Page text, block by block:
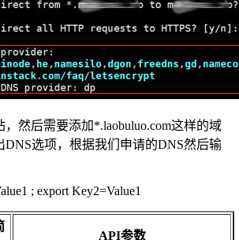
然后需要添加*.laobuluo.com这样的域
DNS选项，根据我们申请的DNS然后输
; export Key2=Value1
API参数